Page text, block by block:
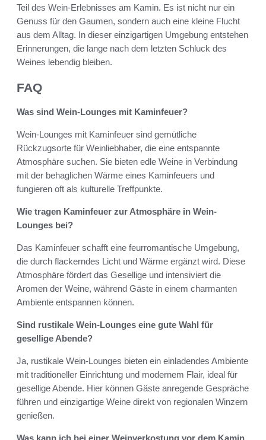
Teil des Wein-Erlebnisses am Kamin. Es ist nicht nur ein
Genuss für den Gaumen, sondern auch eine kleine Flucht
aus dem Alltag. In dieser einzigartigen Umgebung entstehen
Erinnerungen, die lange nach dem letzten Schluck des
Weines lebendig bleiben.
FAQ
Was sind Wein-Lounges mit Kaminfeuer?
Wein-Lounges mit Kaminfeuer sind gemütliche
Rückzugsorte für Weinliebhaber, die eine entspannte
Atmosphäre suchen. Sie bieten edle Weine in Verbindung
mit der behaglichen Wärme eines Kaminfeuers und
fungieren oft als kulturelle Treffpunkte.
Wie tragen Kaminfeuer zur Atmosphäre in Wein-
Lounges bei?
Das Kaminfeuer schafft eine feurromantische Umgebung,
die durch flackerndes Licht und Wärme ergänzt wird. Diese
Atmosphäre fördert das Gesellige und intensiviert die
Aromen der Weine, während Gäste in einem charmanten
Ambiente entspannen können.
Sind rustikale Wein-Lounges eine gute Wahl für
gesellige Abende?
Ja, rustikale Wein-Lounges bieten ein einladendes Ambiente
mit traditioneller Einrichtung und modernem Flair, ideal für
gesellige Abende. Hier können Gäste anregende Gespräche
führen und einzigartige Weine direkt von regionalen Winzern
genießen.
Was kann ich bei einer Weinverkostung vor dem Kamin